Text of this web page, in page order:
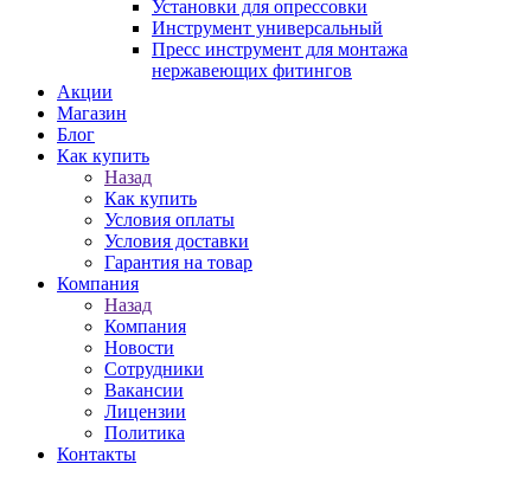
Установки для опрессовки
Инструмент универсальный
Пресс инструмент для монтажа
нержавеющих фитингов
Акции
Магазин
Блог
Как купить
Назад
Как купить
Условия оплаты
Условия доставки
Гарантия на товар
Компания
Назад
Компания
Новости
Сотрудники
Вакансии
Лицензии
Политика
Контакты